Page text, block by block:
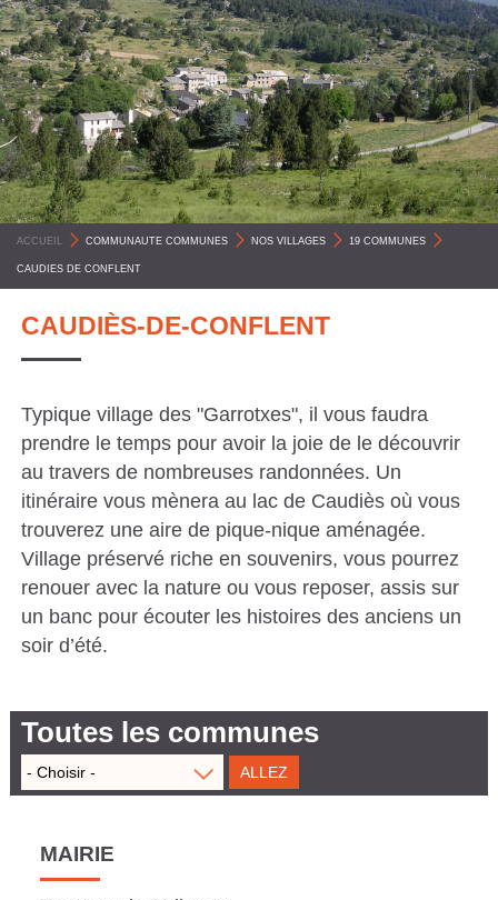
C
O
M
M
U
N
E
P
Y
R
N
É
E
S
C
A
N
ACCUEIL COMMUNAUTE COMMUNES NOS VILLAGES 19 COMMUNES
CAUDIES DE CONFLENT
CAUDIÈS-DE-CONFLENT
Typique village des "Garrotxes", il vous faudra
prendre le temps pour avoir la joie de le découvrir
au travers de nombreuses randonnées. Un
itinéraire vous mènera au lac de Caudiès où vous
trouverez une aire de pique-nique aménagée.
Village préservé riche en souvenirs, vous pourrez
renouer avec la nature ou vous reposer, assis sur
un banc pour écouter les histoires des anciens un
soir d’été.
Toutes les communes
MAIRIE